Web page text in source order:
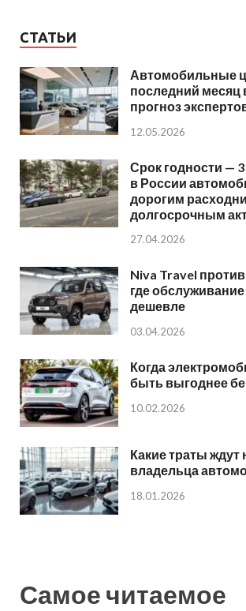
СТАТЬИ
Автомобильные
последний месяц
прогноз
12.05.2026
Срок годности —
в России
дорогим
долгосрочным
27.04.2026
Niva Travel
где
дешевле
03.04.2026
Когда
быть выгоднее
10.02.2026
Какие траты ждут
владельца
18.01.2026
Самое читаемое